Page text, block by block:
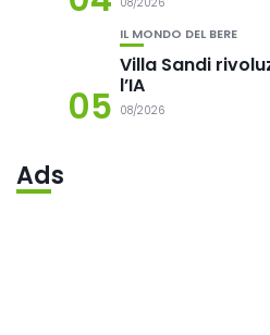
05
IL MONDO DEL BERE
Villa Sandi
l’IA
08/2026
Ads